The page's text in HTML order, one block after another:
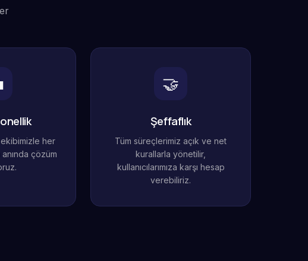
ekibimizle her
çözüm
🤝
Şeffaflık
Tüm süreçlerimiz açık ve net
kurallarla yönetilir,
kullanıcılarımıza karşı hesap
verebiliriz.